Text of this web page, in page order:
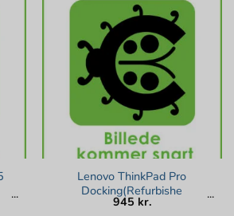
Lenovo ThinkPad Pro
Docking(Refurbishe
945 kr.